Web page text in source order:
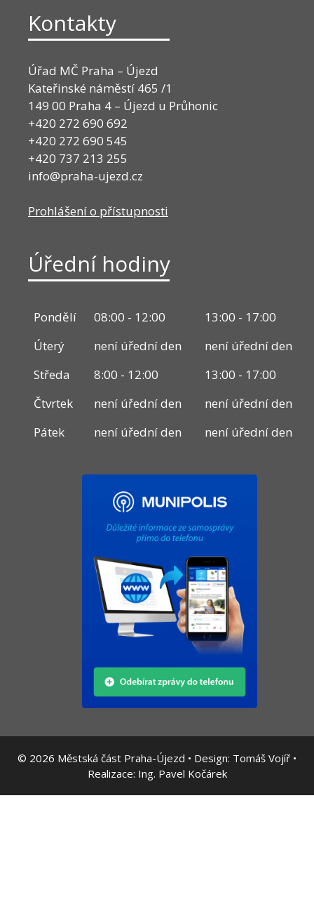
Kontakty
Úřad MČ Praha – Újezd
Kateřinské náměstí 465 /1
149 00 Praha 4 – Újezd u Průhonic
+420 272 690 692
+420 272 690 545
+420 737 213 255
info@praha-ujezd.cz
Prohlášení o přístupnosti
Úřední hodiny
Pondělí 08:00 - 12:00
13:00 - 17:00
Úterý
není úřední den
není úřední den
Středa
8:00 - 12:00
13:00 - 17:00
Čtvrtek
není úřední den
není úřední den
Pátek
není úřední den není úřední den
© 2026 Městská část Praha-Újezd • Design: Tomáš Vojíř •
Realizace: Ing. Pavel Kočárek